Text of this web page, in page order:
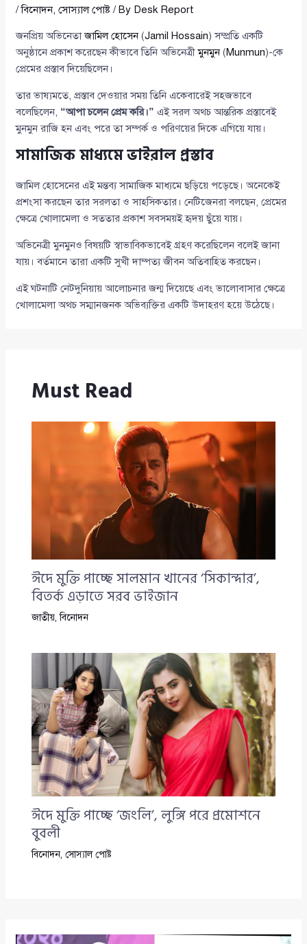
/বিনোদন,সোস্যাল পোষ্ট / By Desk Report
জনপ্রিয় অভিনেতাজামিল হোসেন(Jamil Hossain) সম্প্রতি একটি
অনুষ্ঠানে প্রকাশ করেছেন কীভাবে তিনি অভিনেত্রীমুনমুন(Munmun)-কে
প্রেমের প্রস্তাব দিয়েছিলেন।
তার ভাষ্যমতে, প্রস্তাব দেওয়ার সময় তিনি একেবারেই সহজভাবে
বলেছিলেন, “আপা চলেন প্রেম করি।” এই সরল অথচ আন্তরিক প্রস্তাবেই
মুনমুন রাজি হন এবং পরে তা সম্পর্ক ও পরিণয়ের দিকে এগিয়ে যায়।
সামাজিক মাধ্যমে ভাইরাল প্রস্তাব
জামিল হোসেনের এই মন্তব্য সামাজিক মাধ্যমে ছড়িয়ে পড়েছে। অনেকেই
প্রশংসা করছেন তার সরলতা ও সাহসিকতার। নেটিজেনরা বলছেন, প্রেমের
ক্ষেত্রে খোলামেলা ও সততার প্রকাশ সবসময়ই হৃদয় ছুঁয়ে যায়।
অভিনেত্রী মুনমুনও বিষয়টি স্বাভাবিকভাবেই গ্রহণ করেছিলেন বলেই জানা
যায়। বর্তমানে তারা একটি সুখী দাম্পত্য জীবন অতিবাহিত করছেন।
এই ঘটনাটি নেটদুনিয়ায় আলোচনার জন্ম দিয়েছে এবং ভালোবাসার ক্ষেত্রে
খোলামেলা অথচ সম্মানজনক অভিব্যক্তির একটি উদাহরণ হয়ে উঠেছে।
Must Read
ঈদে মুক্তি পাচ্ছে সালমান খানের ‘সিকান্দার’,
বিতর্ক এড়াতে সরব ভাইজান
জাতীয়,বিনোদন
ঈদে মুক্তি পাচ্ছে ‘জংলি’, লুঙ্গি পরে প্রমোশনে
বুবলী
বিনোদন, সোস্যাল পোষ্ট